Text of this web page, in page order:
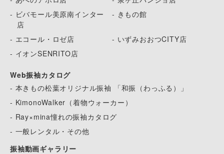
- ビバモール美原南インター
店
- きもの館
- エコール・ロゼ店
- いずみおおつCITY店
- イオンSENRITO店
Web振袖カタログ
- 本きもの松葉オリジナル振袖 「和振（わっふる）」
- KimonoWalker（着物ウォーカー）
- Ray×mina憧れの振袖カタログ
- 一般レンタル・その他
振袖動画ギャラリー